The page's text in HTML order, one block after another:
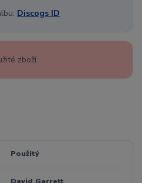
Discogs ID
zboží
Použitý
David Garrett